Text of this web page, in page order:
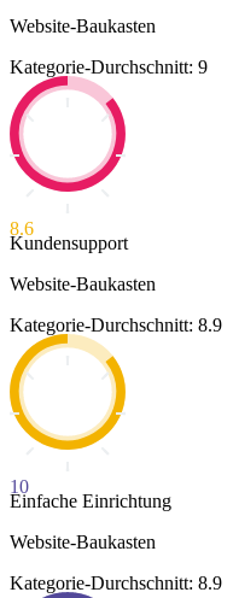
Website-Baukasten
Kategorie-Durchschnitt: 9
8.6
Kundensupport
Website-Baukasten
Kategorie-Durchschnitt: 8.9
10
Einfache Einrichtung
Website-Baukasten
Kategorie-Durchschnitt: 8.9